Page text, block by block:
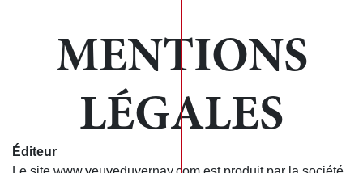
MENTIONS
LÉGALES
Éditeur